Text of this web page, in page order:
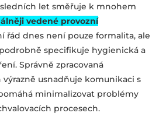
let směřuje k mnohem
vedené provozní
řád dnes není pouze formalita, ale
specifikuje hygienická a
Správně zpracovaná
usnadňuje komunikaci s
minimalizovat problémy
procesech.